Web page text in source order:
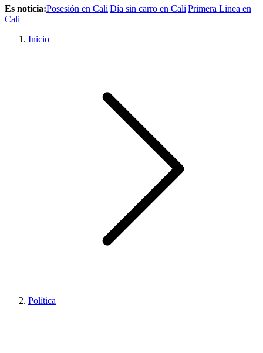
Es noticia:Posesión en Cali|Día sin carro en Cali|Primera Linea en
Cali
Inicio
Política